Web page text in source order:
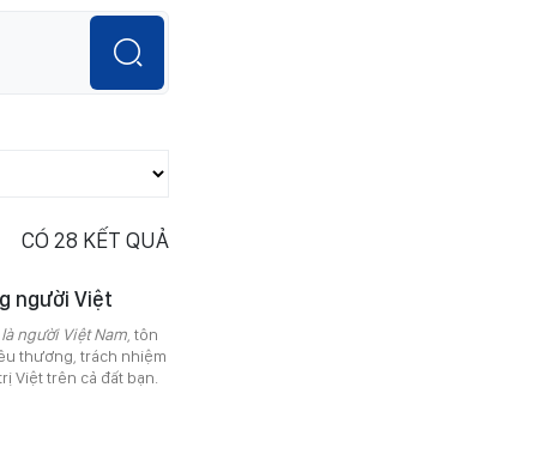
CÓ 28 KẾT QUẢ
người Việt
người Việt Nam , tôn
thương, trách nhiệm
Việt trên cả đất bạn.